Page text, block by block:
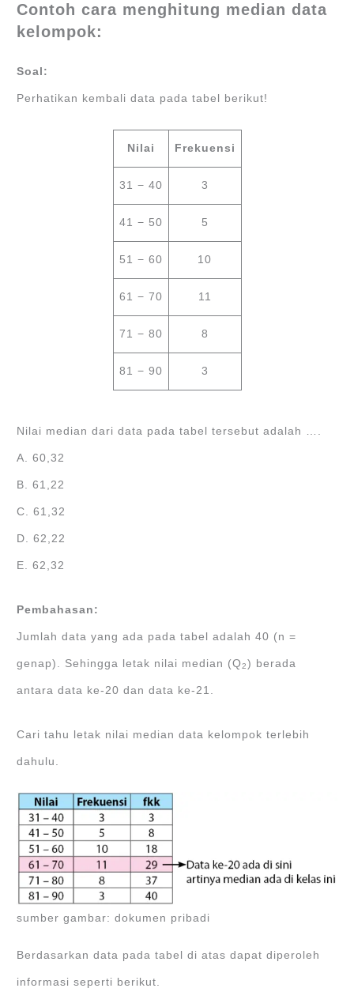
Contoh cara menghitung median data
kelompok:
Soal:
Perhatikan kembali data pada tabel berikut!
Nilai Frekuensi
31 − 40 3
41 − 50 5
51 − 60 10
61 − 70 11
71 − 80 8
81 − 90 3
Nilai median dari data pada tabel tersebut adalah ….
A. 60,32
B. 61,22
C. 61,32
D. 62,22
E. 62,32
Pembahasan:
Jumlah data yang ada pada tabel adalah 40 (n =
genap). Sehingga letak nilai median (Q2) berada
antara data ke-20 dan data ke-21.
Cari tahu letak nilai median data kelompok terlebih
dahulu.
sumber gambar: dokumen pribadi
Berdasarkan data pada tabel di atas dapat diperoleh
informasi seperti berikut.